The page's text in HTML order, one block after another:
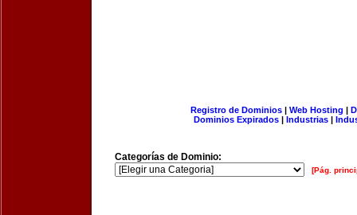
Registro de Dominios| Web Hosting |
Dominios Expirados | Industrias |
Categorías de Dominio:
[Pág.